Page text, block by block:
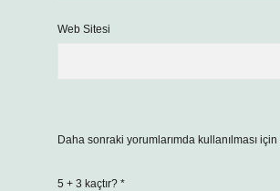
Web Sitesi
Daha sonraki yorumlarımda kullanılması
5 + 3 kaçtır? *